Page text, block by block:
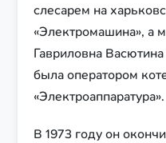
слесарем на
«Электромашина», а
Гавриловна
была оператором
«Электроаппаратура».
В 1973 году он